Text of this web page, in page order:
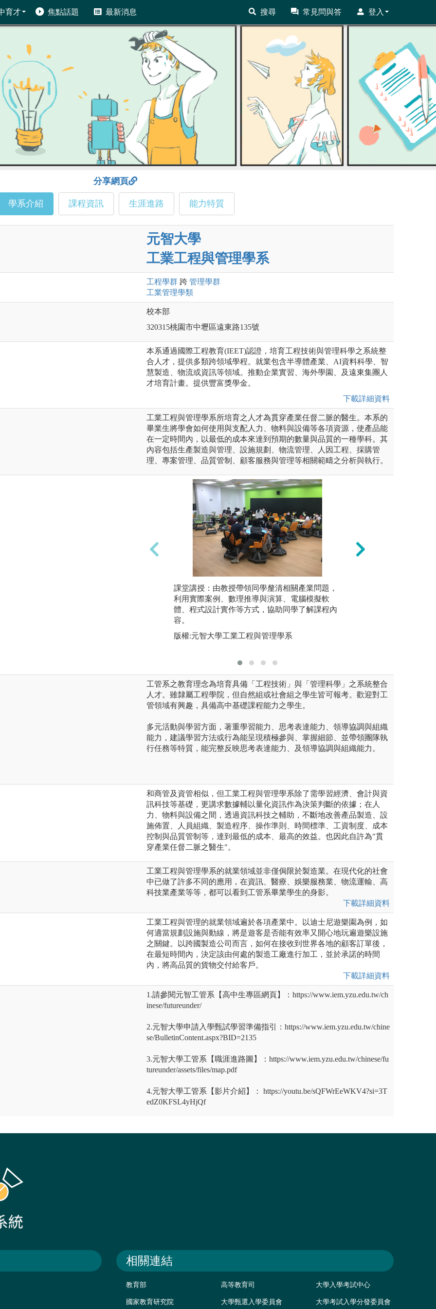
育才 焦點話題 最新消息 搜尋 常見問與答 登入
分享網頁
學系介紹 課程資訊 生涯進路 能力特質
元智大學
工業工程與管理學系
工程學群 跨 管理學群
工業管理學類
校本部
320315桃園市中壢區遠東路135號
本系通過國際工程教育(IEET)認證，培育工程技術與管理科學之系統整
合人才，提供多類跨領域學程。就業包含半導體產業、AI資料科學、智
慧製造、物流或資訊等領域。推動企業實習、海外學園、及遠東集團人
才培育計畫。提供豐富獎學金。
下載詳細資料
工業工程與管理學系所培育之人才為貫穿產業任督二脈的醫生。本系的
畢業生將學會如何使用與支配人力、物料與設備等各項資源，使產品能
在一定時間內，以最低的成本來達到預期的數量與品質的一種學科。其
內容包括生產製造與管理、設施規劃、物流管理、人因工程、採購管
理、專案管理、品質管制、顧客服務與管理等相關範疇之分析與執行。
課堂講授：由教授帶領同學釐清相關產業問題，
利用實際案例、數理推導與演算、電腦模擬軟
體、程式設計實作等方式，協助同學了解課程內
容。
版權:元智大學工業工程與管理學系
工管系之教育理念為培育具備「工程技術」與「管理科學」之系統整合
人才。雖隸屬工程學院，但自然組或社會組之學生皆可報考。歡迎對工
管領域有興趣，具備高中基礎課程能力之學生。
多元活動與學習方面，著重學習能力、思考表達能力、領導協調與組織
能力，建議學習方法或行為能呈現積極參與、掌握細節、並帶領團隊執
行任務等特質，能完整反映思考表達能力、及領導協調與組織能力。
和商管及資管相似，但工業工程與管理學系除了需學習經濟、會計與資
訊科技等基礎，更講求數據輔以量化資訊作為決策判斷的依據；在人
力、物料與設備之間，透過資訊科技之輔助，不斷地改善產品製造、設
施佈置、人員組織、製造程序、操作準則、時間標準、工資制度、成本
控制與品質管制等，達到最低的成本、最高的效益。也因此自許為"貫
穿產業任督二脈之醫生"。
工業工程與管理學系的就業領域並非僅侷限於製造業。在現代化的社會
中已做了許多不同的應用，在資訊、醫療、娛樂服務業、物流運輸、高
科技業產業等等，都可以看到工管系畢業學生的身影。
下載詳細資料
工業工程與管理的就業領域遍於各項產業中。以迪士尼遊樂園為例，如
何適當規劃設施與動線，將是遊客是否能有效率又開心地玩遍遊樂設施
之關鍵。以跨國製造公司而言，如何在接收到世界各地的顧客訂單後，
在最短時間內，決定該由何處的製造工廠進行加工，並於承諾的時間
內，將高品質的貨物交付給客戶。
下載詳細資料
1.請參閱元智工管系【高中生專區網頁】：https://www.iem.yzu.edu.tw/ch
inese/futureunder/
2.元智大學申請入學甄試學習準備指引：https://www.iem.yzu.edu.tw/chine
se/BulletinContent.aspx?BID=2135
3.元智大學工管系【職涯進路圖】：https://www.iem.yzu.edu.tw/chinese/fu
tureunder/assets/files/map.pdf
4.元智大學工管系【影片介紹】： https://youtu.be/sQFWrEeWKV4?si=3T
edZ0KFSL4yHjQf
相關連結
教育部 高等教育司 大學入學考試中心
國家教育研究院 大學甄選入學委員會 大學考試入學分發委員會